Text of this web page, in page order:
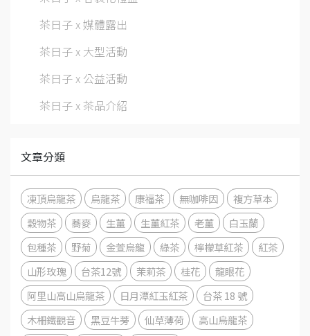
茶日子 x 媒體露出
茶日子 x 大型活動
茶日子 x 公益活動
茶日子 x 茶品介紹
文章分類
凍頂烏龍茶 烏龍茶 康福茶 無咖啡因
複方草本
穀物茶
蕎麥 生薑 生薑紅茶 老薑
白玉蘭
包種茶
野菊 金萱烏龍 綠茶 檸檬草紅茶
紅茶
山形玫瑰
台茶12號 茉莉茶 桂花
龍眼花
阿里山高山烏龍茶
日月潭紅玉紅茶
台茶 18 號
木柵鐵觀音
黑豆牛蒡 仙草薄荷
高山烏龍茶